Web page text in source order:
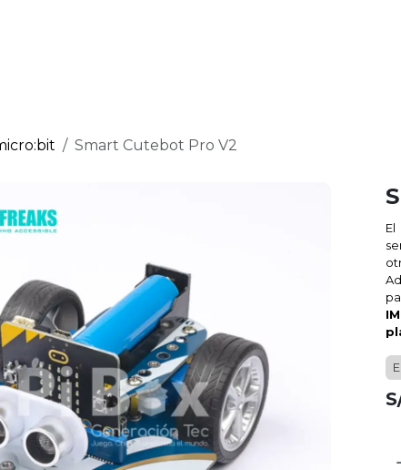
Smart Cutebot Pro V2